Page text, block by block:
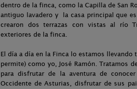
dentro de la finca, como la Capilla de San
antiguo lavadero y la casa principal que
crearon dos terrazas con vistas al río
exteriores de la finca.
El día a día en la Finca lo estamos
permite) como yo, José Ramón. Tratamos
para disfrutar de la aventura de
Occidente de Asturias, disfrutar de sus